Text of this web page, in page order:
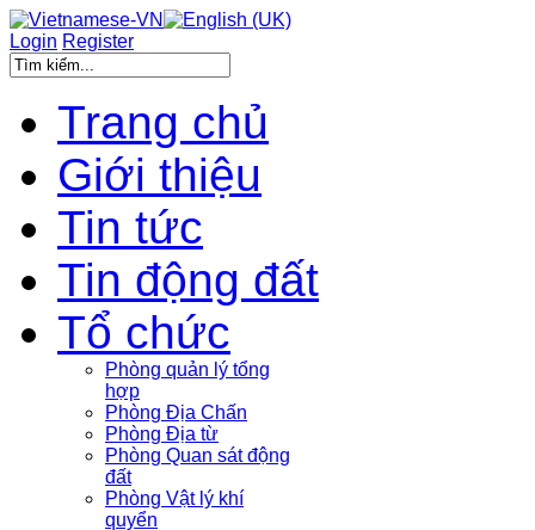
Login Register
Trang chủ
Giới thiệu
Tin tức
Tin động đất
Tổ chức
Phòng quản lý tổng
hợp
Phòng Địa Chấn
Phòng Địa từ
Phòng Quan sát động
đất
Phòng Vật lý khí
quyển